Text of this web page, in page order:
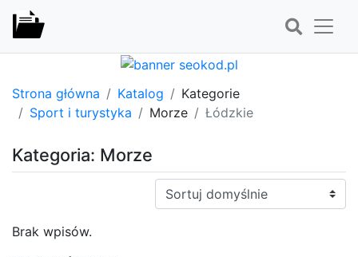
Strona główna Katalog
Kategorie
Sport i turystyka
Morze Łódzkie
Kategoria: Morze
Sortuj:
Brak wpisów.